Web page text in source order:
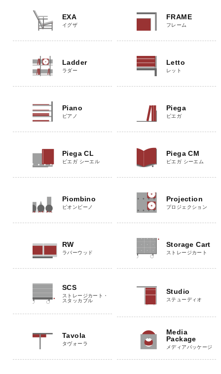
EXA
イグザ
FRAME
フレーム
Ladder
ラダー
Letto
レット
Piano
ピアノ
Piega
ピエガ
Piega CL
ピエガ シーエル
Piega CM
ピエガ シーエム
Piombino
ピオンビーノ
Projection
プロジェクション
RW
ラバーウッド
Storage Cart
ストレージカート
SCS
ストレージカート・
スタッカブル
Studio
ステューディオ
Tavola
タヴォーラ
Media
Package
メディアパッケージ